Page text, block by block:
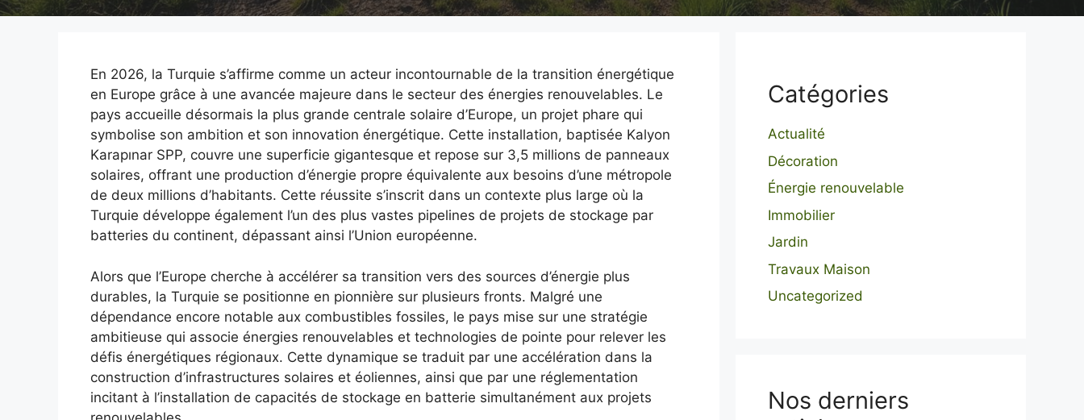
En 2026, la Turquie s’affirme comme un acteur incontournable de la transition énergétique
en Europe grâce à une avancée majeure dans le secteur des énergies renouvelables. Le
pays accueille désormais la plus grande centrale solaire d’Europe, un projet phare qui
symbolise son ambition et son innovation énergétique. Cette installation, baptisée Kalyon
Karapınar SPP, couvre une superficie gigantesque et repose sur 3,5 millions de panneaux
solaires, offrant une production d’énergie propre équivalente aux besoins d’une métropole
de deux millions d’habitants. Cette réussite s’inscrit dans un contexte plus large où la
Turquie développe également l’un des plus vastes pipelines de projets de stockage par
batteries du continent, dépassant ainsi l’Union européenne.
Alors que l’Europe cherche à accélérer sa transition vers des sources d’énergie plus
durables, la Turquie se positionne en pionnière sur plusieurs fronts. Malgré une
dépendance encore notable aux combustibles fossiles, le pays mise sur une stratégie
ambitieuse qui associe énergies renouvelables et technologies de pointe pour relever les
défis énergétiques régionaux. Cette dynamique se traduit par une accélération dans la
construction d’infrastructures solaires et éoliennes, ainsi que par une réglementation
incitant à l’installation de capacités de stockage en batterie simultanément aux projets
Catégories
Actualité
Décoration
Énergie renouvelable
Immobilier
Jardin
Travaux Maison
Uncategorized
Nos derniers